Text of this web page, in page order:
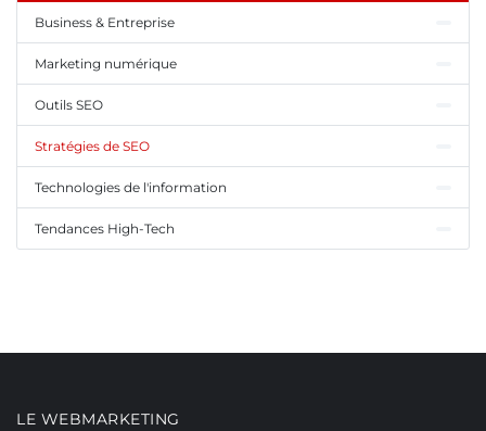
Business & Entreprise
Marketing numérique
Outils SEO
Stratégies de SEO
Technologies de l'information
Tendances High-Tech
LE WEBMARKETING